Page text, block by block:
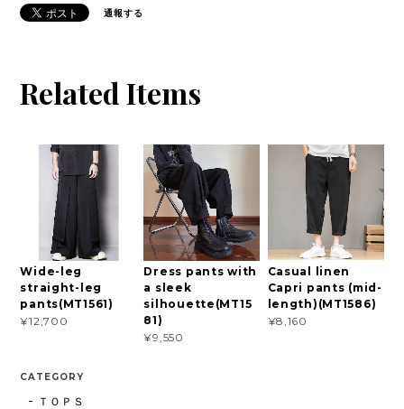
通報する
Related Items
Wide-leg
straight-leg
pants(MT1561)
¥12,700
Dress pants with
a sleek
silhouette(MT15
81)
¥9,550
Casual linen
Capri pants (mid-
length)(MT1586)
¥8,160
CATEGORY
ＴＯＰＳ